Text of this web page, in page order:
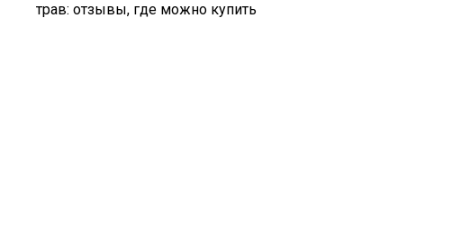
трав: отзывы, где можно купить